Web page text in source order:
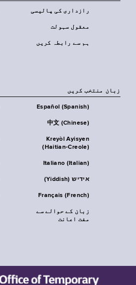
رازداری کی پالیسی
معقول سہولت
ہم سے رابطہ کریں
زبان منتخب کریں
Español (Spanish)
中文 (Chinese)
Kreyòl Ayisyen
(Haitian-Creole)
Italiano (Italian)
אידיש (Yiddish)
Français (French)
زبان کے حوالے سے
مفت اعانت